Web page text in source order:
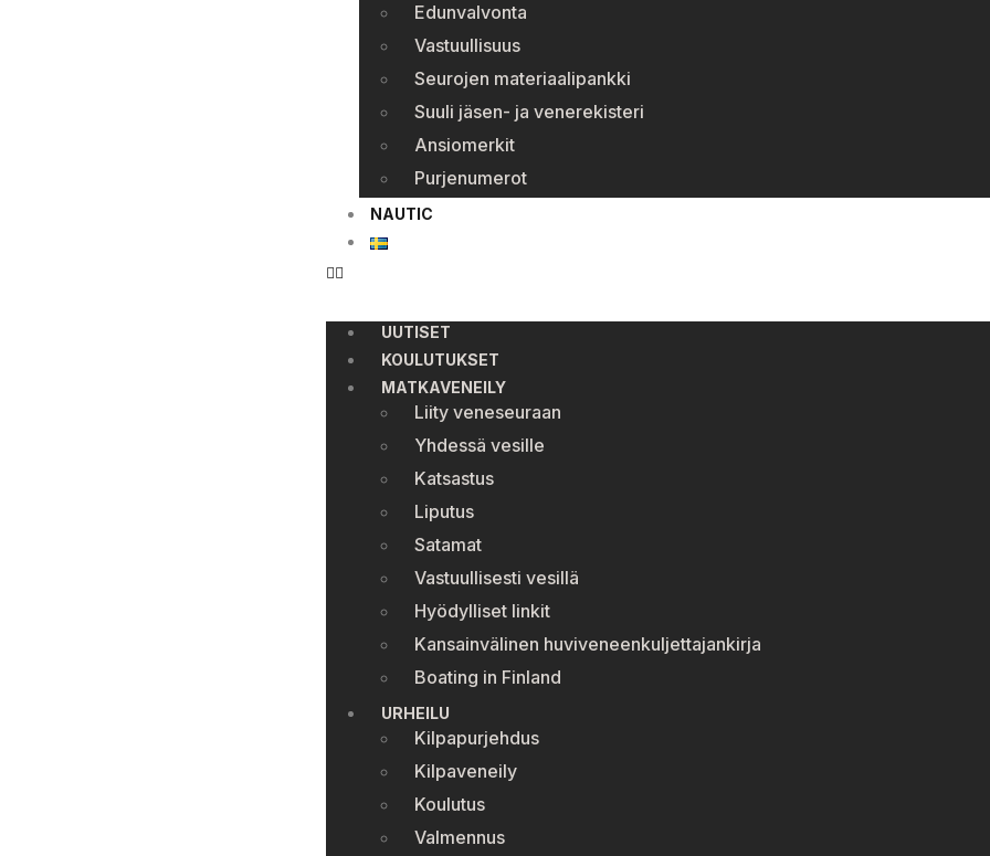
Edunvalvonta
Vastuullisuus
Seurojen materiaalipankki
Suuli jäsen- ja venerekisteri
Ansiomerkit
Purjenumerot
NAUTIC
UUTISET
KOULUTUKSET
MATKAVENEILY
Liity veneseuraan
Yhdessä vesille
Katsastus
Liputus
Satamat
Vastuullisesti vesillä
Hyödylliset linkit
Kansainvälinen huviveneenkuljettajankirja
Boating in Finland
URHEILU
Kilpapurjehdus
Kilpaveneily
Koulutus
Valmennus